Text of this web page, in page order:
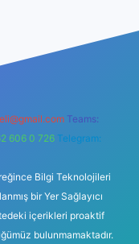
Teams:
606 0 726 Telegram:
Bilgi Teknolojileri
bir Yer Sağlayıcı
içerikleri proaktif
bulunmamaktadır.